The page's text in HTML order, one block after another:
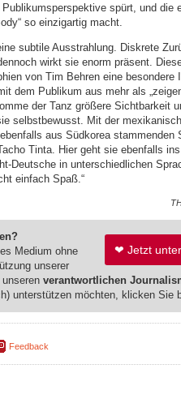
spürt, und die
so einzigartig macht.
subtile Ausstrahlung. Diskrete
wirkt sie enorm präsent.
von Tim Behren eine besondere
dem Publikum aus mehr als
der Tanz größere Sichtbarkeit
selbstbewusst. Mit der
aus Südkorea stammenden
Tinta. Hier geht sie ebenfalls
Deutsche in unterschiedlichen
einfach Spaß.“
❤ Jetzt
Medium ohne
unserer
verantwortlichen
unterstützen möchten, klicken Sie
Feedback